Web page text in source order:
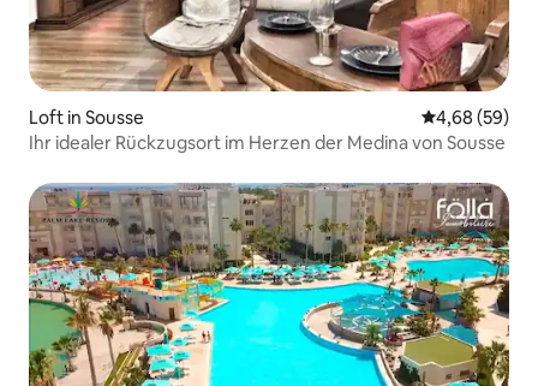
Loft in Sousse
4,68 (59)
Ihr idealer Rückzugsort im Herzen der Medina von Sousse